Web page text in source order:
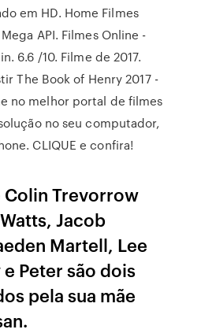
em HD. Home Filmes
API. Filmes Online -
6.6 /10. Filme de 2017.
The Book of Henry 2017 -
no melhor portal de filmes
no seu computador,
CLIQUE e confira!
Colin Trevorrow
Jacob
Martell, Lee
Peter são dois
pela sua mãe